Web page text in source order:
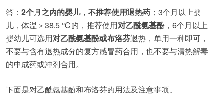
答： 2个月之内的婴儿，不推荐使用退热药 ；3个月以上婴
儿，体温＞38.5 ℃的，推荐使用对乙酰氨基酚，6个月以上
婴幼儿可选用对乙酰氨基酚或布洛芬退热，单用一种即可，
不要与含有退热成分的复方感冒药合用，也不要与清热解毒
的中成药或冲剂合用。
下面是对乙酰氨基酚和布洛芬的用法及注意事项。